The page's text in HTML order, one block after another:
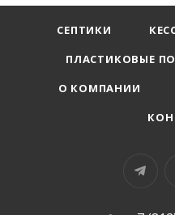
СЕПТИКИ
ПЛАСТИКОВЫЕ
О КОМПАНИИ